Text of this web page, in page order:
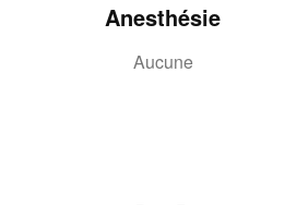
Anesthésie
Aucune